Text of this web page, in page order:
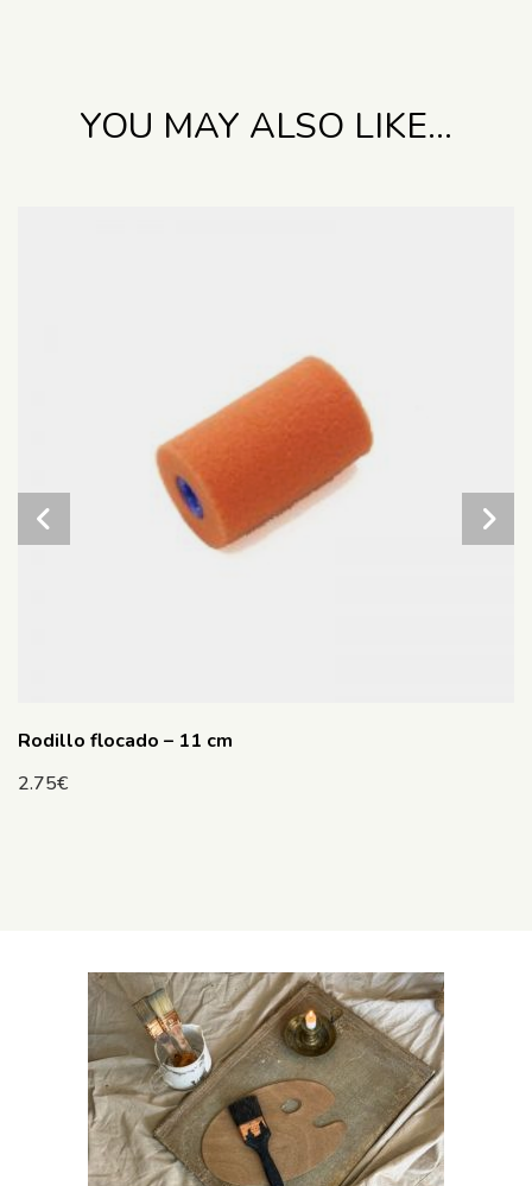
YOU MAY ALSO LIKE…
Rodillo flocado – 11 cm
2.75€